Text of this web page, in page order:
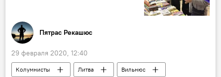
Пятрас Рекашюс
29 февраля 2020, 12:40
Колумнисты Литва
Вильнюс